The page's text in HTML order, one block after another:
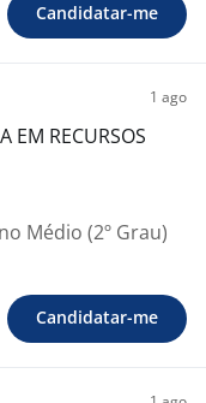
Candidatar-me
1 ago
EM RECURSOS
Médio (2º Grau)
Candidatar-me